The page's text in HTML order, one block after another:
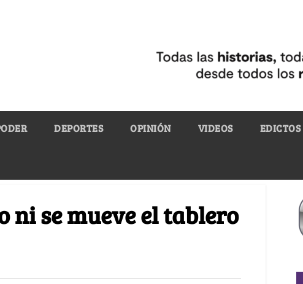
DEPORTES OPINIÓN VIDEOS EDICTOS
ni se mueve el tablero